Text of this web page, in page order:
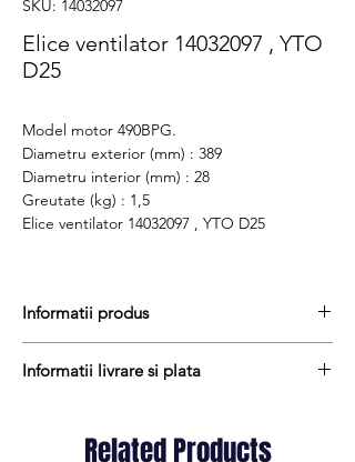
SKU: 14032097
Elice ventilator 14032097 , YTO
D25
Model motor 490BPG.
Diametru exterior (mm) : 389
Diametru interior (mm) : 28
Greutate (kg) : 1,5
Elice ventilator 14032097 , YTO D25
Informatii produs
livrare
Cod produs : 14032097
Informatii livrare si plata
expediate in termen de 1 - 2 zile lucratoare
iar termenul de livrare pentru produsele
Related Products